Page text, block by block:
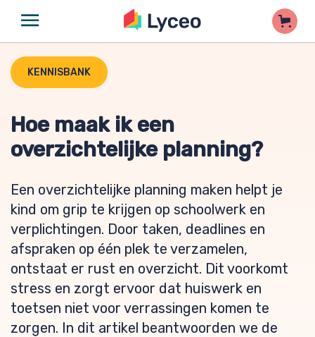
KENNISBANK
Hoe maak ik een
overzichtelijke planning?
Een overzichtelijke planning maken helpt je
kind om grip te krijgen op schoolwerk en
verplichtingen. Door taken, deadlines en
afspraken op één plek te verzamelen,
ontstaat er rust en overzicht. Dit voorkomt
stress en zorgt ervoor dat huiswerk en
toetsen niet voor verrassingen komen te
zorgen. In dit artikel beantwoorden we de